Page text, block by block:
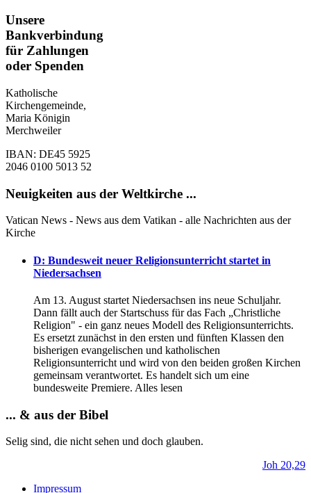
Unsere
Bankverbindung
für Zahlungen
oder Spenden
Katholische
Kirchengemeinde,
Maria Königin
Merchweiler
IBAN: DE45 5925
2046 0100 5013 52
Neuigkeiten aus der Weltkirche ...
Vatican News - News aus dem Vatikan - alle Nachrichten aus der
Kirche
D: Bundesweit neuer Religionsunterricht startet in
Niedersachsen
Am 13. August startet Niedersachsen ins neue Schuljahr.
Dann fällt auch der Startschuss für das Fach „Christliche
Religion" - ein ganz neues Modell des Religionsunterrichts.
Es ersetzt zunächst in den ersten und fünften Klassen den
bisherigen evangelischen und katholischen
Religionsunterricht und wird von den beiden großen Kirchen
gemeinsam verantwortet. Es handelt sich um eine
bundesweite Premiere. Alles lesen
... & aus der Bibel
Selig sind, die nicht sehen und doch glauben.
Joh 20,29
Impressum